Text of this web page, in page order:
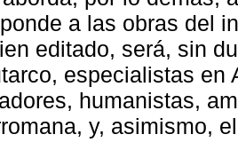
a las obras del
editado, será, sin
especialistas en
humanistas,
y, asimismo,